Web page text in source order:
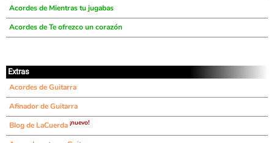
Acordes de Mientras tu jugabas
Acordes de Te ofrezco un corazón
Extras
Acordes de Guitarra
Afinador de Guitarra
Blog de LaCuerda ¡nuevo!